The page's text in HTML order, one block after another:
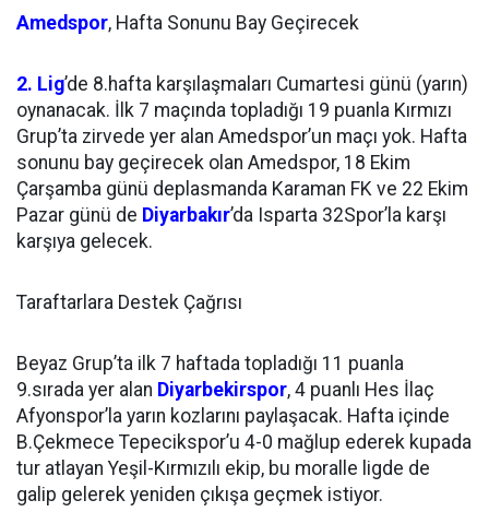
Amedspor, Hafta Sonunu Bay Geçirecek
2. Lig’de 8.hafta karşılaşmaları Cumartesi günü (yarın)
oynanacak. İlk 7 maçında topladığı 19 puanla Kırmızı
Grup’ta zirvede yer alan Amedspor’un maçı yok. Hafta
sonunu bay geçirecek olan Amedspor, 18 Ekim
Çarşamba günü deplasmanda Karaman FK ve 22 Ekim
Pazar günü de Diyarbakır’da Isparta 32Spor’la karşı
karşıya gelecek.
Taraftarlara Destek Çağrısı
Beyaz Grup’ta ilk 7 haftada topladığı 11 puanla
9.sırada yer alan Diyarbekirspor, 4 puanlı Hes İlaç
Afyonspor’la yarın kozlarını paylaşacak. Hafta içinde
B.Çekmece Tepecikspor’u 4-0 mağlup ederek kupada
tur atlayan Yeşil-Kırmızılı ekip, bu moralle ligde de
galip gelerek yeniden çıkışa geçmek istiyor.